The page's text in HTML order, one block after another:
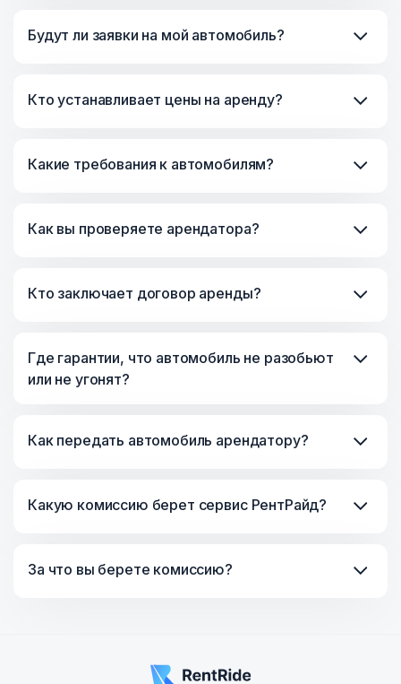
Будут ли заявки на мой автомобиль?
Кто устанавливает цены на аренду?
Какие требования к автомобилям?
Как вы проверяете арендатора?
Кто заключает договор аренды?
Где гарантии, что автомобиль не разобьют
или не угонят?
Как передать автомобиль арендатору?
Какую комиссию берет сервис РентРайд?
За что вы берете комиссию?